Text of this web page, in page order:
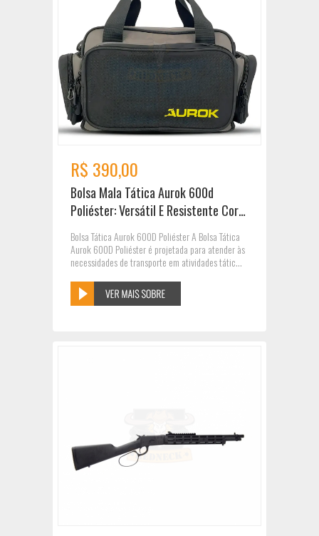
R$ 390,00
Bolsa Mala Tática Aurok 600d
Poliéster: Versátil E Resistente Cor
Bolsa Tática Aurok 600D Poliéster A Bolsa Tática
Aurok 600D Poliéster é projetada para atender às
necessidades de transporte em atividades tátic...